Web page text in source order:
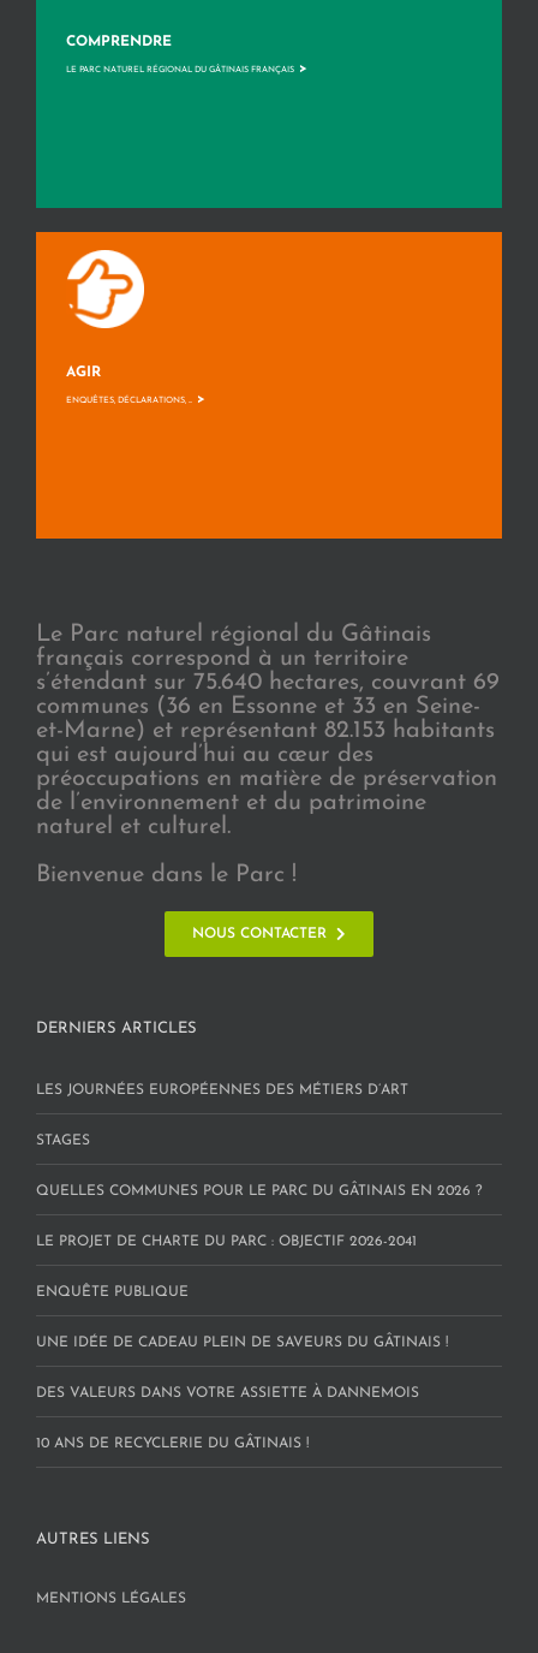
COMPRENDRE
LE PARC NATUREL RÉGIONAL DU GÂTINAIS FRANÇAIS >
AGIR
ENQUÊTES, DÉCLARATIONS, ... >
Le Parc naturel régional du Gâtinais
français correspond à un territoire
s’étendant sur 75.640 hectares, couvrant 69
communes (36 en Essonne et 33 en Seine-
et-Marne) et représentant 82.153 habitants
qui est aujourd’hui au cœur des
préoccupations en matière de préservation
de l’environnement et du patrimoine
naturel et culturel.
Bienvenue dans le Parc !
NOUS CONTACTER
DERNIERS ARTICLES
LES JOURNÉES EUROPÉENNES DES MÉTIERS D’ART
STAGES
QUELLES COMMUNES POUR LE PARC DU GÂTINAIS EN 2026 ?
LE PROJET DE CHARTE DU PARC : OBJECTIF 2026-2041
ENQUÊTE PUBLIQUE
UNE IDÉE DE CADEAU PLEIN DE SAVEURS DU GÂTINAIS !
DES VALEURS DANS VOTRE ASSIETTE À DANNEMOIS
10 ANS DE RECYCLERIE DU GÂTINAIS !
AUTRES LIENS
MENTIONS LÉGALES